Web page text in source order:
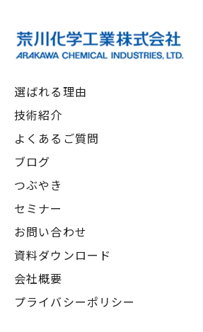
選ばれる理由
技術紹介
よくあるご質問
ブログ
つぶやき
セミナー
お問い合わせ
資料ダウンロード
会社概要
プライバシーポリシー